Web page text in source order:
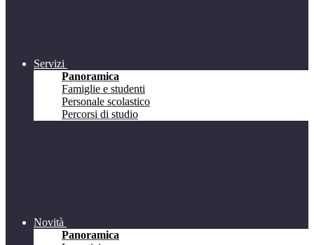
Servizi
Panoramica
Famiglie e studenti
Personale scolastico
Percorsi di studio
Novità
Panoramica